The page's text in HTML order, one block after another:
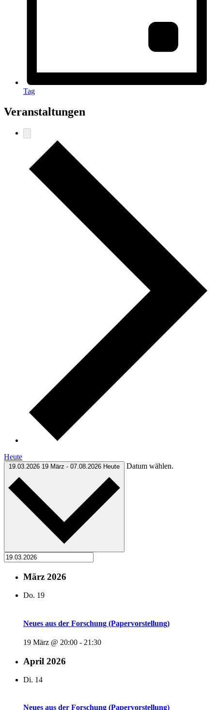
Tag
Veranstaltungen
Heute
19.03.2026 19 März - 07.08.2026 Heute Datum wählen.
März 2026
Do. 19
Neues aus der Forschung (Papervorstellung)
19 März @ 20:00 - 21:30
April 2026
Di. 14
Neues aus der Forschung (Papervorstellung)